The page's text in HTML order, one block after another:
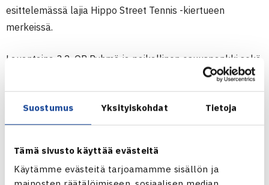
Suostumus Yksityiskohdat Tietoja
Tämä sivusto käyttää evästeitä
Käytämme evästeitä tarjoamamme sisällön ja
esittelemässä lajia Hippo Street Tennis -kiertueen
merkeissä.
Lauantaina 3.2. OP Ryhmä ja paikallinen osuuspankki sekä
Åbo Lawn-Tennis Klubb , TVS-Tennis ja Tennisliitto
järjestävät Davis Cupin yhteydessä maksuttoman koko
perheen tennistapahtuman klo 11-13 Bo Arenalla,
Kaarinassa osoitteessa Erotuomarinkatu 2.
Tapahtumassa on mahdollisuus kokeilla tennistä sekä
tutustua paikallisten tennisseurojen toimintaan. Tarjolla on